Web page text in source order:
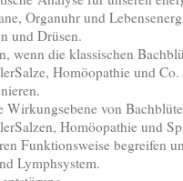
Organuhr und
und Drüsen.
wenn die klassischen
Homöopathie und
Wirkungsebene von
Homöopathie und
Funktionsweise begreifen
Lymphsystem.